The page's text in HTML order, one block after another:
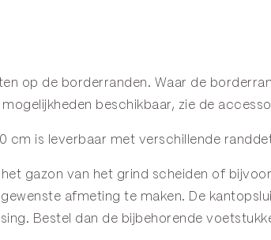
op de borderranden . Waar de
beschikbaar, zie de
cm is leverbaar met verschillende
gazon van het grind scheiden of
afmeting te maken. De
Bestel dan de bijbehorende